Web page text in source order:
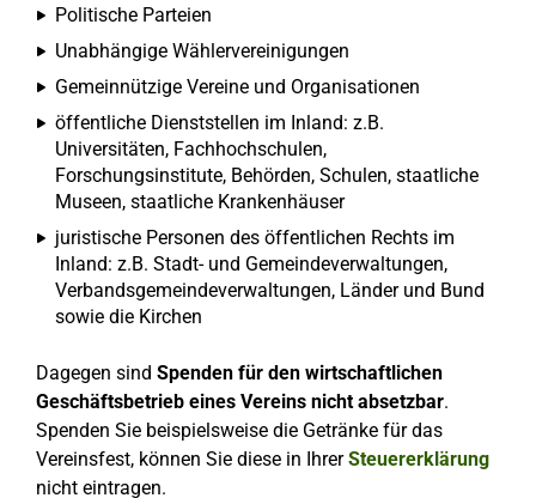
Politische Parteien
Unabhängige Wählervereinigungen
Gemeinnützige Vereine und Organisationen
öffentliche Dienststellen im Inland: z.B.
Universitäten, Fachhochschulen,
Forschungsinstitute, Behörden, Schulen, staatliche
Museen, staatliche Krankenhäuser
juristische Personen des öffentlichen Rechts im
Inland: z.B. Stadt- und Gemeindeverwaltungen,
Verbandsgemeindeverwaltungen, Länder und Bund
sowie die Kirchen
Dagegen sind Spenden für den wirtschaftlichen
Geschäftsbetrieb eines Vereins nicht absetzbar.
Spenden Sie beispielsweise die Getränke für das
Vereinsfest, können Sie diese in IhrerSteuererklärung
nicht eintragen.